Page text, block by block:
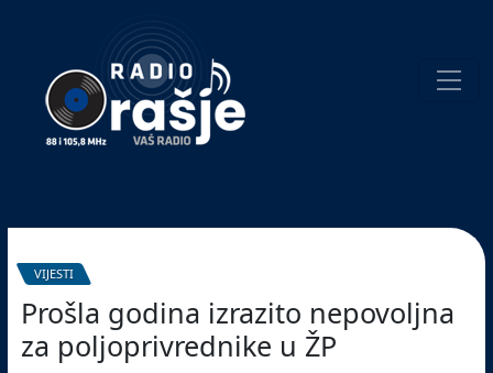
website!
VIJESTI
Prošla godina izrazito nepovoljna
za poljoprivrednike u ŽP